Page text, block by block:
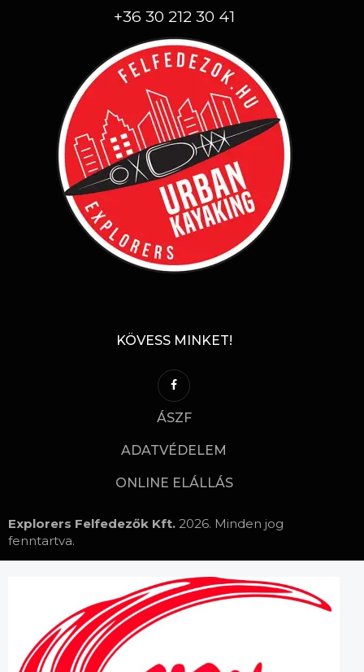
+36 30 212 30 41
KÖVESS MINKET!
ÁSZF
ADATVÉDELEM
ONLINE ELÁLLÁS
Explorers Felfedezők Kft. 2026. Minden jog
fenntartva.